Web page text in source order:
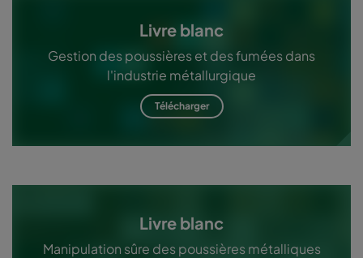
Livre blanc
Gestion des poussières et des fumées dans
l'industrie métallurgique
Télécharger
Livre blanc
Manipulation sûre des poussières métalliques